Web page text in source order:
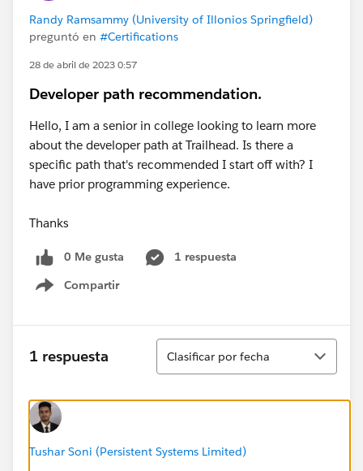
Randy Ramsammy (University of Illonios Springfield)
preguntó en #Certifications
28 de abril de 2023 0:57
Developer path recommendation.
Hello, I am a senior in college looking to learn more
about the developer path at Trailhead. Is there a
specific path that's recommended I start off with? I
have prior programming experience.
Thanks
0 Me gusta
1 respuesta
Compartir
Show menu
1 respuesta
Ordenar
Clasificar por fecha
Tushar Soni (Persistent Systems Limited)